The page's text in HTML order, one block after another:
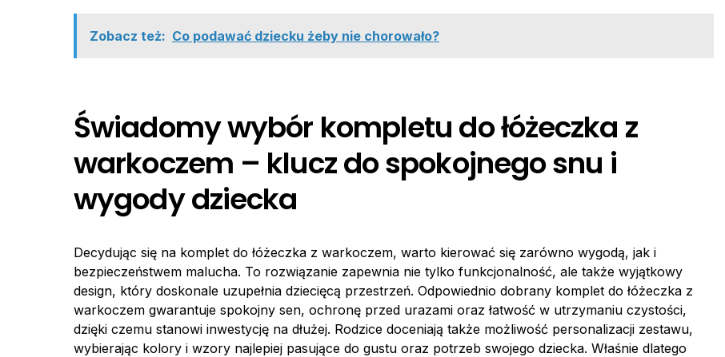
Zobacz też: Co podawać dziecku żeby nie chorowało?
Świadomy wybór kompletu do łóżeczka z
warkoczem – klucz do spokojnego snu i
wygody dziecka
Decydując się na komplet do łóżeczka z warkoczem, warto kierować się zarówno wygodą, jak i
bezpieczeństwem malucha. To rozwiązanie zapewnia nie tylko funkcjonalność, ale także wyjątkowy
design, który doskonale uzupełnia dziecięcą przestrzeń. Odpowiednio dobrany komplet do łóżeczka z
warkoczem gwarantuje spokojny sen, ochronę przed urazami oraz łatwość w utrzymaniu czystości,
dzięki czemu stanowi inwestycję na dłużej. Rodzice doceniają także możliwość personalizacji zestawu,
wybierając kolory i wzory najlepiej pasujące do gustu oraz potrzeb swojego dziecka. Właśnie dlatego